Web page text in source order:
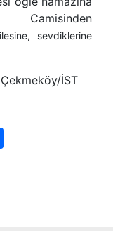
sevdiklerine
İST